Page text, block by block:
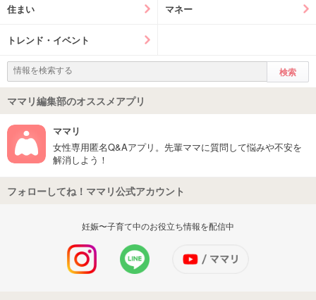
住まい マネー
トレンド・イベント
ママリ編集部のオススメアプリ
ママリ
女性専用匿名Q&Aアプリ。先輩ママに質問して悩みや不安を
解消しよう！
フォローしてね！ママリ公式アカウント
妊娠〜子育て中のお役立ち情報を配信中